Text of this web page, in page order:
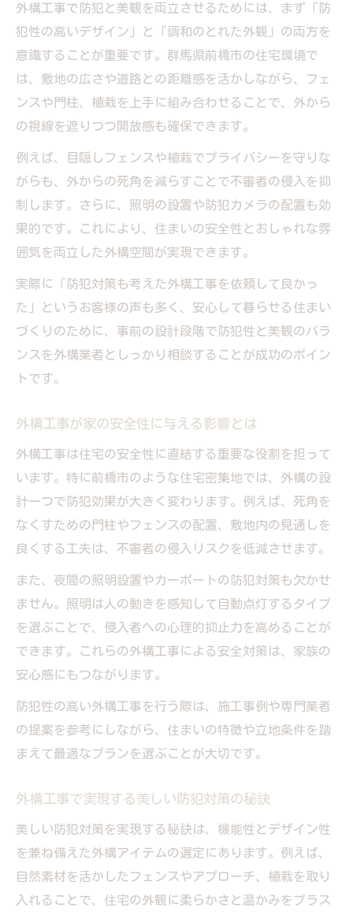
防犯対策に効く外構設計のポイント
外構工事で押さえるべき防犯設計のコツ
防犯対策を強化する外構工事の工夫点
外構工事で安心を生む設計アイデア集
外構工事で叶う防犯とデザインのバランス
外構工事でデザイン性と防犯性を高める秘
訣
美しさと安心を両立する外構工事の工夫
外構工事で実現する理想の防犯デザイン
防犯性を考慮した外構工事のポイント解説
防犯重視で選ぶ外構工事の新常識
外構工事で取り入れる防犯対策の新技術
安全な住まいへ外構工事の工夫を解説
外構工事で作る安全な住まいの基本発想
外構工事で取り入れる安全対策のポイント
外構工事による家族を守る工夫と効果
安全な暮らしを実現する外構工事の提案
外構工事で防犯と美観を両立させるためには、まず「防
犯性の高いデザイン」と「調和のとれた外観」の両方を
意識することが重要です。群馬県前橋市の住宅環境で
は、敷地の広さや道路との距離感を活かしながら、フェ
ンスや門柱、植栽を上手に組み合わせることで、外から
の視線を遮りつつ開放感も確保できます。
例えば、目隠しフェンスや植栽でプライバシーを守りな
がらも、外からの死角を減らすことで不審者の侵入を抑
制します。さらに、照明の設置や防犯カメラの配置も効
果的です。これにより、住まいの安全性とおしゃれな雰
囲気を両立した外構空間が実現できます。
実際に「防犯対策も考えた外構工事を依頼して良かっ
た」というお客様の声も多く、安心して暮らせる住まい
づくりのために、事前の設計段階で防犯性と美観のバラ
ンスを外構業者としっかり相談することが成功のポイン
トです。
外構工事が家の安全性に与える影響とは
外構工事は住宅の安全性に直結する重要な役割を担って
います。特に前橋市のような住宅密集地では、外構の設
計一つで防犯効果が大きく変わります。例えば、死角を
なくすための門柱やフェンスの配置、敷地内の見通しを
良くする工夫は、不審者の侵入リスクを低減させます。
また、夜間の照明設置やカーポートの防犯対策も欠かせ
ません。照明は人の動きを感知して自動点灯するタイプ
を選ぶことで、侵入者への心理的抑止力を高めることが
できます。これらの外構工事による安全対策は、家族の
安心感にもつながります。
防犯性の高い外構工事を行う際は、施工事例や専門業者
の提案を参考にしながら、住まいの特徴や立地条件を踏
まえて最適なプランを選ぶことが大切です。
外構工事で実現する美しい防犯対策の秘訣
美しい防犯対策を実現する秘訣は、機能性とデザイン性
を兼ね備えた外構アイテムの選定にあります。例えば、
自然素材を活かしたフェンスやアプローチ、植栽を取り
入れることで、住宅の外観に柔らかさと温かみをプラス